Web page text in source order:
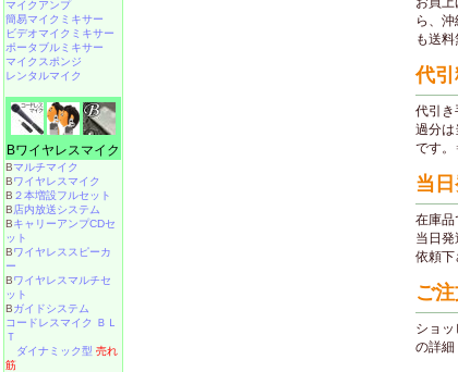
マイクアンプ
簡易マイクミキサー
ビデオマイクミキサー
ポータブルミキサー
マイクスポンジ
レンタルマイク
Bワイヤレスマイク
Bマルチマイク
Bワイヤレスマイク
B ２本増設フルセット
B店内放送システム
BキャリーアンプCDセ
ット
Bワイヤレススピーカ
ー
Bワイヤレスマルチセ
ット
Bガイドシステム
コードレスマイク ＢＬ
Ｔ
ダイナミック型 売れ
筋